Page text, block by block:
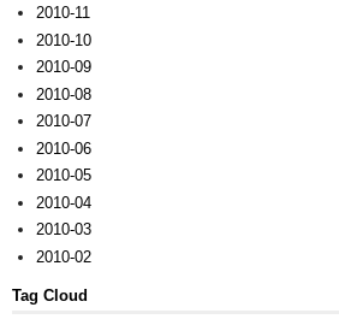
2010-11
2010-10
2010-09
2010-08
2010-07
2010-06
2010-05
2010-04
2010-03
2010-02
Tag Cloud